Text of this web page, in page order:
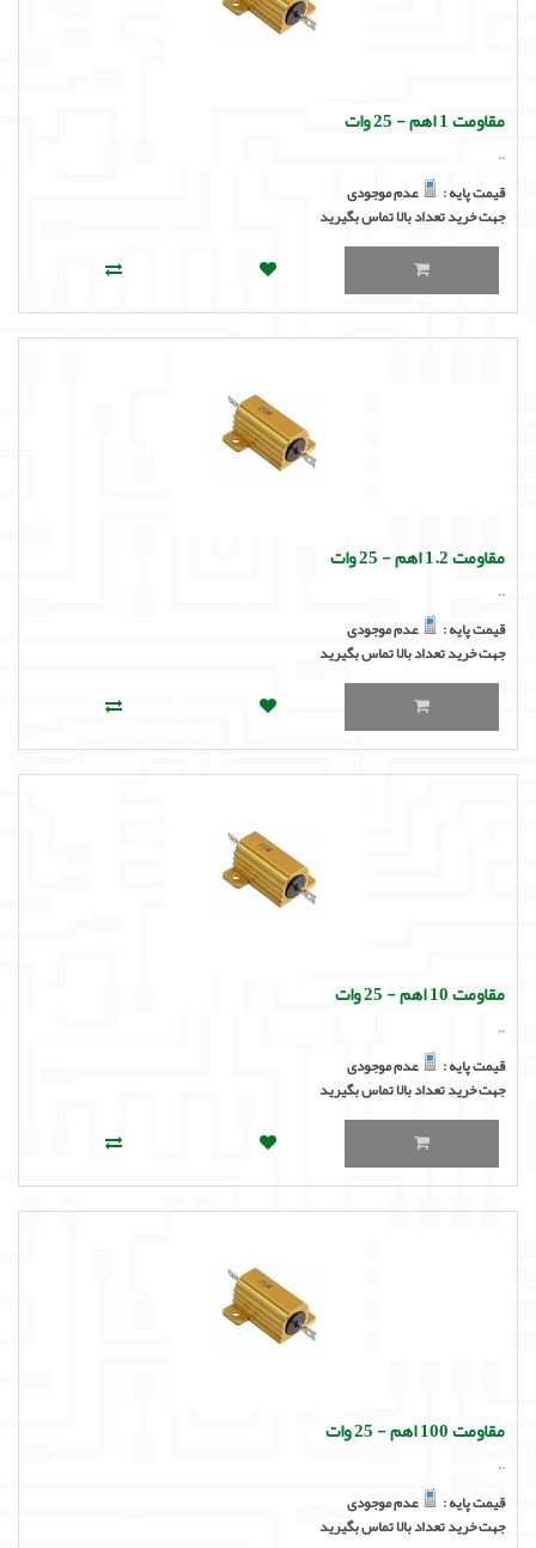
مقاومت 1 اهم - 25 وات
..
قیمت پایه :
عدم موجودی
جهت خرید تعداد بالا تماس بگیرید
مقاومت 1.2 اهم - 25 وات
..
قیمت پایه :
عدم موجودی
جهت خرید تعداد بالا تماس بگیرید
مقاومت 10 اهم - 25 وات
..
قیمت پایه :
عدم موجودی
جهت خرید تعداد بالا تماس بگیرید
مقاومت 100 اهم - 25 وات
..
قیمت پایه :
عدم موجودی
جهت خرید تعداد بالا تماس بگیرید